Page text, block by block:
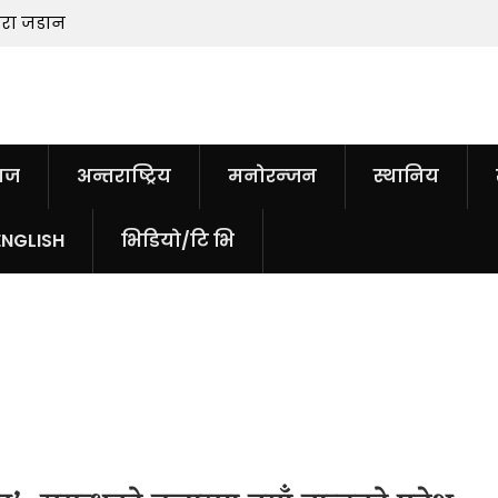
जडान
अन्तराष्ट्रिय मनोरन्जन स्थानिय
भिडियो/टि भि